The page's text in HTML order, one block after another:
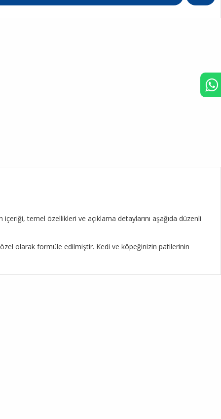
temel özellikleri ve açıklama detaylarını aşağıda düzenli
olarak formüle edilmiştir. Kedi ve köpeğinizin patilerinin